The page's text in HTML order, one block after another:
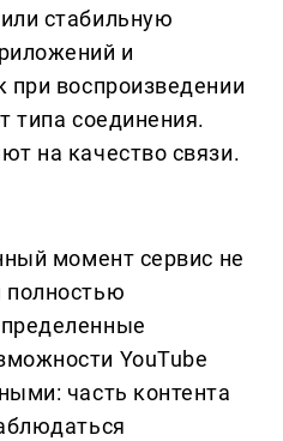
стабильную
и
при воспроизведении
типа соединения.
на качество связи.
момент сервис не
полностью
YouTube
часть контента